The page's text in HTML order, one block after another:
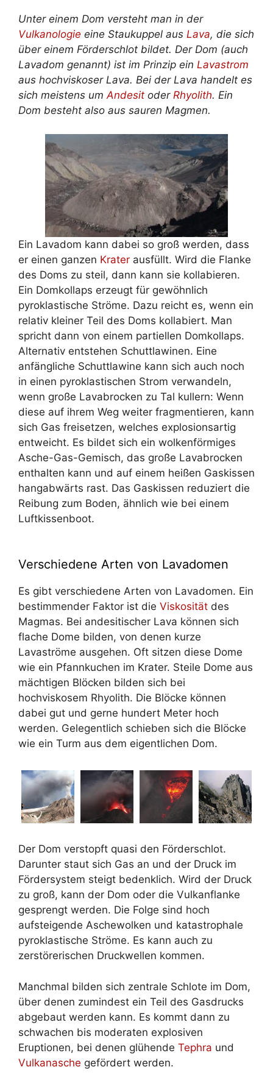
Unter einem Dom versteht man in der
Vulkanologie eine Staukuppel aus Lava, die sich
über einem Förderschlot bildet. Der Dom (auch
Lavadom genannt) ist im Prinzip ein Lavastrom
aus hochviskoser Lava. Bei der Lava handelt es
sich meistens umAndesit oder Rhyolith. Ein
Dom besteht also aus sauren Magmen.
Ein Lavadom kann dabei so groß werden, dass
er einen ganzen Krater ausfüllt. Wird die Flanke
des Doms zu steil, dann kann sie kollabieren.
Ein Domkollaps erzeugt für gewöhnlich
pyroklastische Ströme. Dazu reicht es, wenn ein
relativ kleiner Teil des Doms kollabiert. Man
spricht dann von einem partiellen Domkollaps.
Alternativ entstehen Schuttlawinen. Eine
anfängliche Schuttlawine kann sich auch noch
in einen pyroklastischen Strom verwandeln,
wenn große Lavabrocken zu Tal kullern: Wenn
diese auf ihrem Weg weiter fragmentieren, kann
sich Gas freisetzen, welches explosionsartig
entweicht. Es bildet sich ein wolkenförmiges
Asche-Gas-Gemisch, das große Lavabrocken
enthalten kann und auf einem heißen Gaskissen
hangabwärts rast. Das Gaskissen reduziert die
Reibung zum Boden, ähnlich wie bei einem
Luftkissenboot.
Verschiedene Arten von Lavadomen
Es gibt verschiedene Arten von Lavadomen. Ein
bestimmender Faktor ist die Viskosität des
Magmas. Bei andesitischer Lava können sich
flache Dome bilden, von denen kurze
Lavaströme ausgehen. Oft sitzen diese Dome
wie ein Pfannkuchen im Krater. Steile Dome aus
mächtigen Blöcken bilden sich bei
hochviskosem Rhyolith. Die Blöcke können
dabei gut und gerne hundert Meter hoch
werden. Gelegentlich schieben sich die Blöcke
wie ein Turm aus dem eigentlichen Dom.
Der Dom verstopft quasi den Förderschlot.
Darunter staut sich Gas an und der Druck im
Fördersystem steigt bedenklich. Wird der Druck
zu groß, kann der Dom oder die Vulkanflanke
gesprengt werden. Die Folge sind hoch
aufsteigende Aschewolken und katastrophale
pyroklastische Ströme. Es kann auch zu
zerstörerischen Druckwellen kommen.
Manchmal bilden sich zentrale Schlote im Dom,
über denen zumindest ein Teil des Gasdrucks
abgebaut werden kann. Es kommt dann zu
schwachen bis moderaten explosiven
Eruptionen, bei denen glühende Tephra und
Vulkanasche gefördert werden.